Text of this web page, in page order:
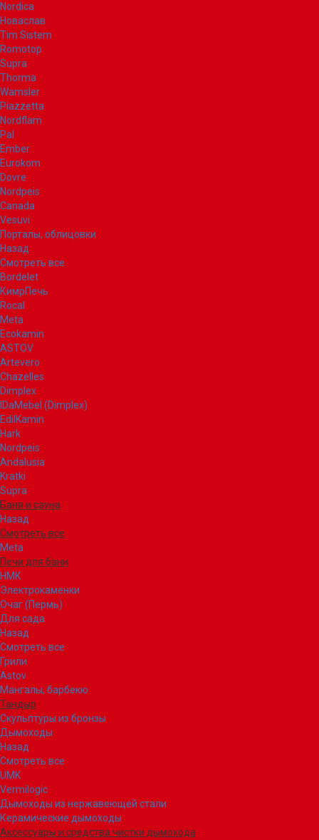
Nordica
Новаслав
Tim Sistem
Romotop
Supra
Thorma
Wamsler
Piazzetta
Nordflam
Pal
Ember
Eurokom
Dovre
Nordpeis
Canada
Vesuvi
Порталы, облицовки
Назад
Смотреть все
Bordelet
КимрПечь
Rocal
Meta
Ecokamin
ASTOV
Artevero
Chazelles
Dimplex
IDaMebel (Dimplex)
EdilKamin
Hark
Nordpeis
Andalusia
Kratki
Supra
Баня и сауна
Назад
Смотреть все
Meta
Печи для бани
НМК
Электрокаменки
Очаг (Пермь)
Для сада
Назад
Смотреть все
Грили
Astov
Мангалы, барбекю
Тандыр
Скульптуры из бронзы
Дымоходы
Назад
Смотреть все
UMK
Vermilogic
Дымоходы из нержавеющей стали
Керамические дымоходы
Аксессуары и средства чистки дымохода